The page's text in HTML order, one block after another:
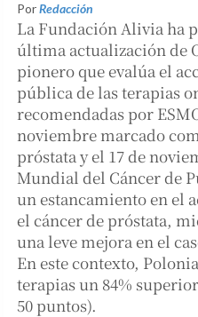
PorRedacción
La Fundación Alivia ha
última actualización de
pionero que evalúa el
pública de las terapias
recomendadas por
noviembre marcado
próstata y el 17 de
Mundial del Cáncer de
un estancamiento en el
el cáncer de próstata,
una leve mejora en el
En este contexto,
terapias un 84%
50 puntos).